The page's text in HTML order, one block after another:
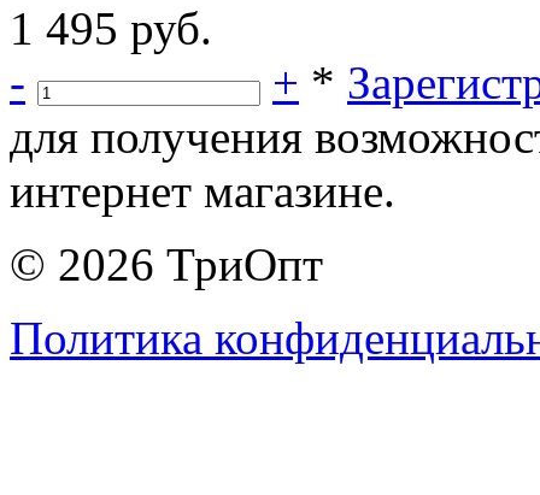
1 495 руб.
-
+ *
для получения
интернет магазине.
© 2026 ТриОпт
Политика